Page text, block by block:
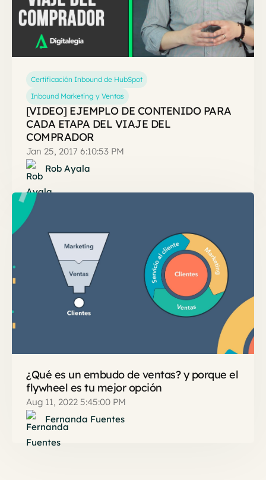
Certificación Inbound de HubSpot
Inbound Marketing y Ventas
[VIDEO] EJEMPLO DE CONTENIDO PARA
CADA ETAPA DEL VIAJE DEL
COMPRADOR
Jan 25, 2017 6:10:53 PM
Rob Ayala
¿Qué es un embudo de ventas? y porque el
flywheel es tu mejor opción
Aug 11, 2022 5:45:00 PM
Fernanda Fuentes